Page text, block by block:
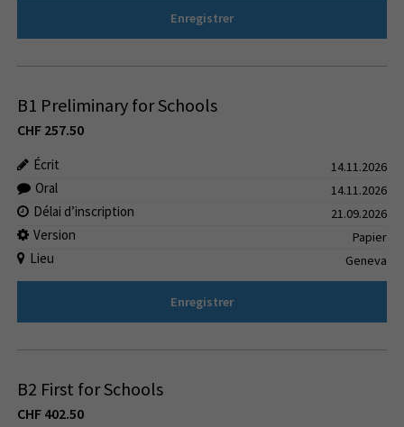
Enregistrer
B1 Preliminary for Schools
CHF 257.50
Écrit 14.11.2026
Oral 14.11.2026
Délai d’inscription 21.09.2026
Version Papier
Lieu Geneva
Enregistrer
B2 First for Schools
CHF 402.50